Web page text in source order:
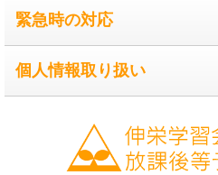
緊急時の対応
個人情報取り扱い